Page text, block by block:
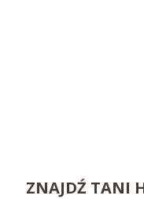
ZNAJDŹ TANI